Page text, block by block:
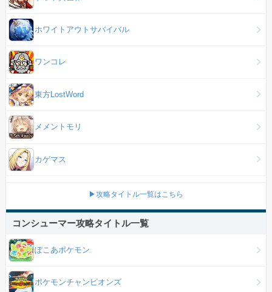
ホワイトアウトサバイバル
ワンコレ
東方LostWord
メメントモリ
カゲマス
▶攻略タイトル一覧はこちら
コンシューマー攻略タイトル一覧
ぽこあポケモン
ポケモンチャンピオンズ